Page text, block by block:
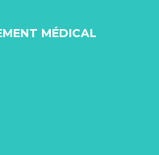
MÉDICAL